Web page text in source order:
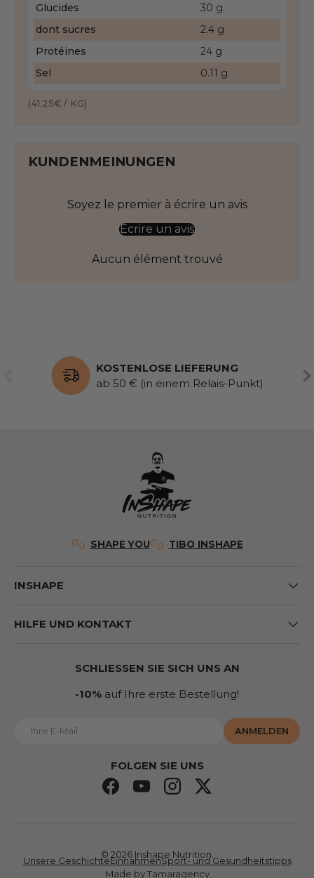
Glucides
30 g
dont sucres
2.4 g
Protéines
24 g
Sel
0.11 g
(41.25€ / KG)
KUNDENMEINUNGEN
Soyez le premier à écrire un avis
Écrire un avis
Aucun élément trouvé
VORHERIGE
KOSTENLOSE LIEFERUNG
ab 50 € (in einem Relais-Punkt)
SHAPE YOU TIBO INSHAPE
INSHAPE
HILFE UND KONTAKT
SCHLIESSEN SIE SICH UNS AN
-10% auf Ihre erste Bestellung!
ANMELDEN
FOLGEN SIE UNS
Facebook
YouTubeInstagram
Twitter
© 2026 Inshape Nutrition
Unsere GeschichteEinnahmenSport- und Gesundheitstipps
Made by Tamaragency